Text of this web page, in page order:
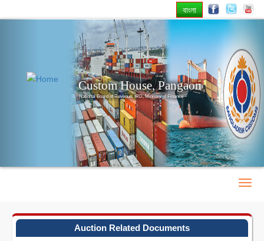
বাংলা
Custom House, Pangaon
National Board of Revenue, IRD, Ministry of Finance
Auction Related Documents